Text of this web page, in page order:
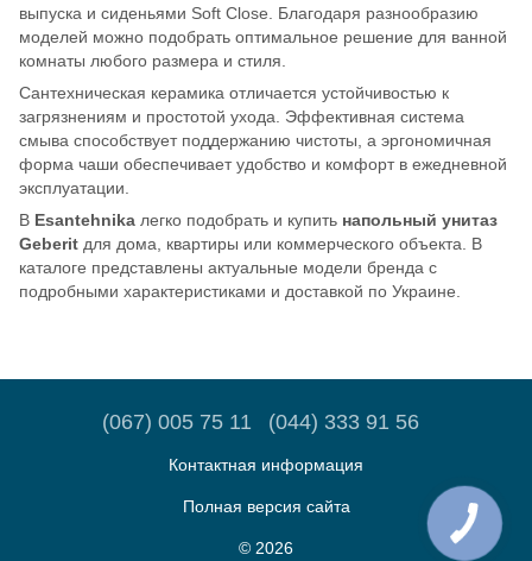
выпуска и сиденьями Soft Close. Благодаря разнообразию
моделей можно подобрать оптимальное решение для ванной
комнаты любого размера и стиля.
Сантехническая керамика отличается устойчивостью к
загрязнениям и простотой ухода. Эффективная система
смыва способствует поддержанию чистоты, а эргономичная
форма чаши обеспечивает удобство и комфорт в ежедневной
эксплуатации.
В Esantehnika легко подобрать и купить напольный унитаз
Geberit для дома, квартиры или коммерческого объекта. В
каталоге представлены актуальные модели бренда с
подробными характеристиками и доставкой по Украине.
(067) 005 75 11 (044) 333 91 56
Контактная информация
Полная версия сайта
© 2026